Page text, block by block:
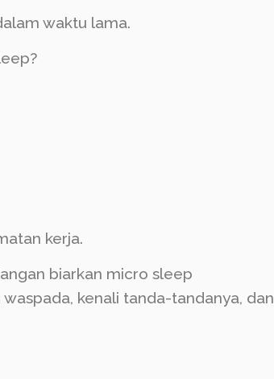
waktu lama.
kerja.
biarkan micro sleep
kenali tanda-tandanya, dan